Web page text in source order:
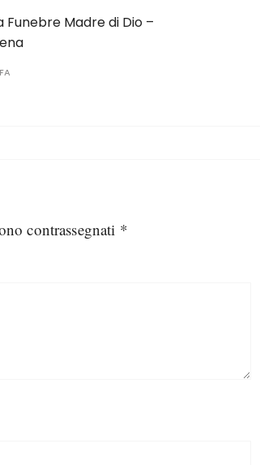
Funebre Madre di Dio –
contrassegnati *